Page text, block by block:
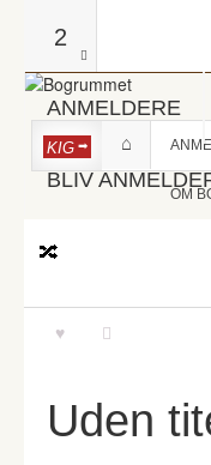
2
ANMELDERE
BLIV
KIG
OM
Uden